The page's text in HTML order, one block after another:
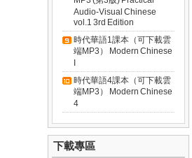
Audio-Visual Chinese
vol.1 3rd Edition
時代華語1課本（可下載雲
端MP3） Modern Chinese
I
時代華語4課本（可下載雲
端MP3） Modern Chinese
4
下載專區